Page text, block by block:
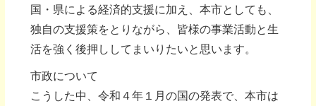
国・県による経済的支援に加え、本市としても、
独自の支援策をとりながら、皆様の事業活動と生
活を強く後押ししてまいりたいと思います。
市政について
こうした中、令和４年１月の国の発表で、本市は